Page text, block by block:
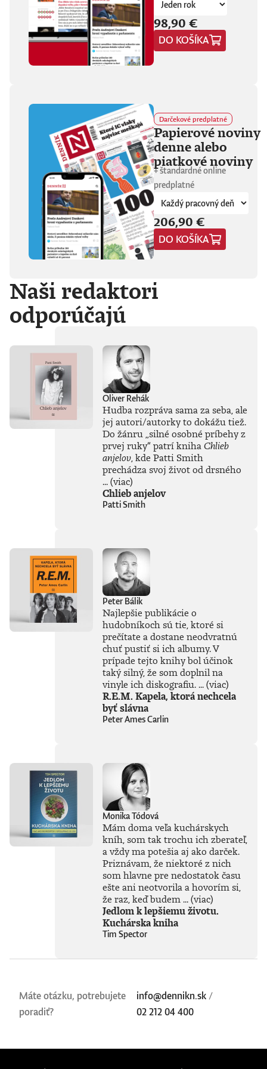
hore. Hrá pred
tisíckami ľudí na
festivaloch, vo
vypredaných sálach
aj v malých
punkových
ľudia, ktorí sa
predtým nepoznali,
vedú intenzívny
dialóg o hudbe a
stave sveta. V
štrnástich
tematicky
zameraných
kapitolách príde
okrem iného reč na
punk, trap,
rock’n’roll, Beatles,
Sex Pistols,
Dostojevského,
Hegela, Boha, GG
psychické diagnózy,
lásku, násilie,
rómstvo, working
class, anarchizmus,
okultizmus,
fašizmus, revolúciu,
imagináciu, Garáže,
gitaru, klavír,
mamu, otca aj
brata.Štyri
medzihry vo forme
posluchových
jukeboxov testujú
Denisov hudobný
rozhľad. Body
pozbiera takmer za
všetko.Za rozhovor
s Denisom Bangom
o Beatles, ktorý je
98,90 €
DO KOŠÍKA
Darčekové predplatné
Papierové noviny
denne alebo
piatkové noviny
+ štandardné online
predplatné
206,90 €
DO KOŠÍKA
Naši redaktori
odporúčajú
Oliver Rehák
Hudba rozpráva sama za seba, ale
jej autori/autorky to dokážu tiež.
Do žánru „silné osobné príbehy z
prvej ruky“patrí knihaChlieb
anjelov, kde Patti Smith
prechádza svoj život od drsného
...(viac)
Chlieb anjelov
Patti Smith
Peter Bálik
Najlepšie publikácie o
hudobníkoch sú tie, ktoré si
prečítate a dostane neodvratnú
chuť pustiť si ich albumy. V
prípade tejto knihy bol účinok
taký silný, že som doplnil na
vinyle ich diskografiu. ...(viac)
R.E.M. Kapela, ktorá nechcela
byť slávna
Peter Ames Carlin
Monika Tódová
Mám doma veľa kuchárskych
kníh, som tak trochu ich zberateľ,
a vždy ma potešia aj ako darček.
Priznávam, že niektoré z nich
som hlavne pre nedostatok času
ešte ani neotvorila a hovorím si,
že raz, keď budem ...(viac)
Jedlom k lepšiemu životu.
Kuchárska kniha
Tim Spector
Máte otázku, potrebujete
poradiť?
info@dennikn.sk /
02 212 04 400